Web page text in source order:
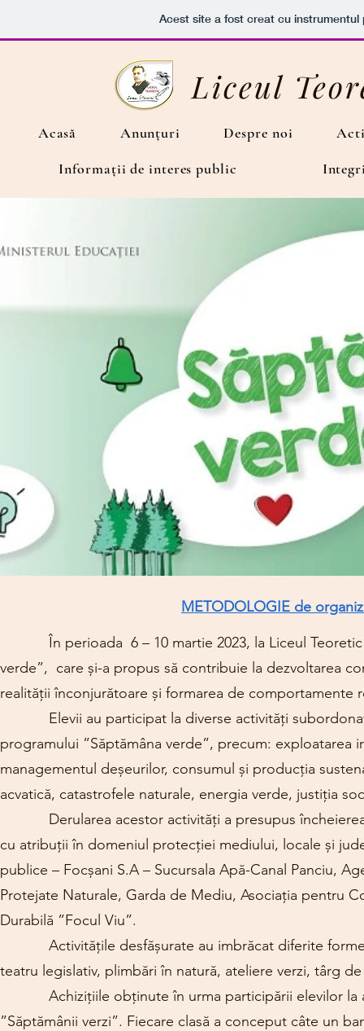
Acest site a fost creat cu
Liceul
Acasă Anunțuri Despre noi
Informații de interes public
METODOLOGIE de
În perioada 6 – 10 martie 2023, la Liceul Teoretic
verde”, care și-a propus să contribuie la dezvoltarea
realității înconjurătoare și formarea de comportamente
Elevii au participat la diverse activități
programului ”Săptămâna verde”, precum: exploatarea
managementul deșeurilor, consumul și producția
acvatică, catastrofele naturale, energia verde, justiția
Derularea acestor activități a presupus încheierea
cu atribuții în domeniul protecției mediului, locale și
publice – Focșani S.A – Sucursala Apă-Canal Panciu,
Protejate Naturale, Garda de Mediu, Asociația pentru
Durabilă ”Focul Viu”.
Activitățile desfășurate au imbrăcat diferite forme:
teatru legislativ, plimbări în natură, ateliere verzi, târg
Achizițiile obținute în urma participării elevilor la
”Săptămânii verzi”. Fiecare clasă a conceput câte un